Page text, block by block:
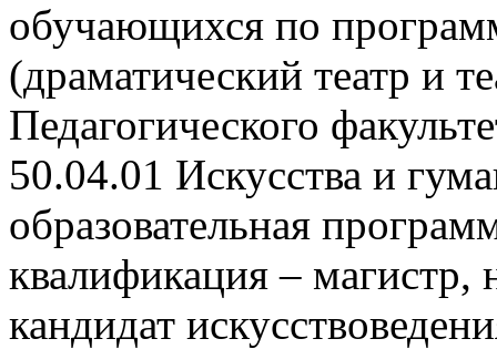
обучающихся по
(драматический театр и
Педагогического
50.04.01 Искусства и
образовательная
квалификация – магистр,
кандидат